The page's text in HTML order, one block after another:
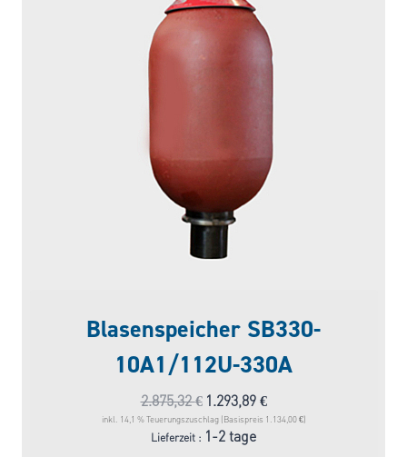
Blasenspeicher SB330-
10A1/112U-330A
2.875,32€ Ursprünglicher
Preis
war:
1.293,89 €Aktueller
Preis
inkl. 14,1 % Teuerungszuschlag (Basispreis 1.134,00 €)
Lieferzeit : 1-2 tage